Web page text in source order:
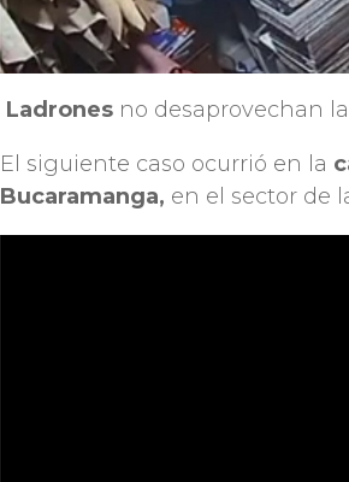
Ladrones no desaprovechan
El siguiente caso ocurrió en la
Bucaramanga, en el sector de